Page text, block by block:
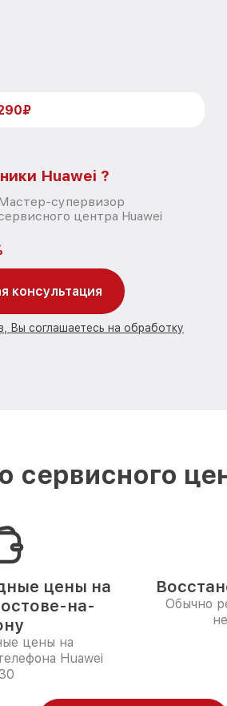
Huawei ?
супервизор
центра Huawei
консультация
Вы соглашаетесь на обработку
сервисного
цены на
на-
цены на
Huawei
Обычно